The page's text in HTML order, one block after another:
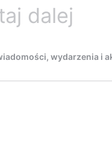
dalej
gotowość
wydarzenia i